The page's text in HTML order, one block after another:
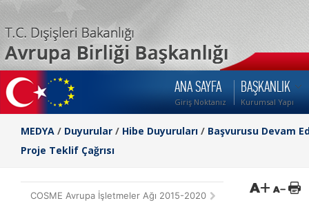
ANA SAYFA
Giriş Noktanız
BAŞKANLIK
Kurumsal Yapı
MEDYA / Duyurular / Hibe Duyuruları / Başvurusu Devam
Proje Teklif Çağrısı
COSME Avrupa İşletmeler Ağı 2015-2020